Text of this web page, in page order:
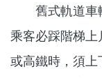
舊式軌道車輛
乘客必踩階梯
或高鐵時，須上